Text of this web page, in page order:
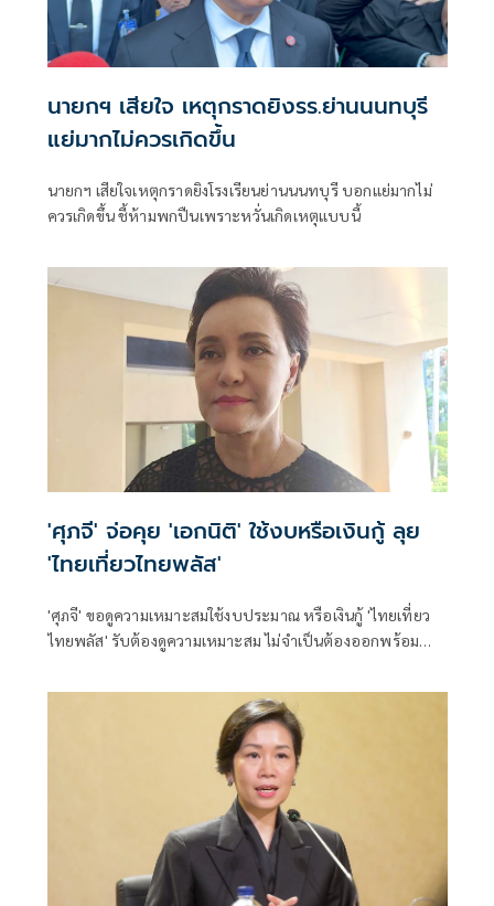
นายกฯ เสียใจ เหตุกราดยิงรร.ย่านนนทบุรี
แย่มากไม่ควรเกิดขึ้น
นายกฯ เสียใจเหตุกราดยิงโรงเรียนย่านนนทบุรี บอกแย่มากไม่
ควรเกิดขึ้น ชี้ห้ามพกปืนเพราะหวั่นเกิดเหตุแบบนี้
'ศุภจี' จ่อคุย 'เอกนิติ' ใช้งบหรือเงินกู้ ลุย
'ไทยเที่ยวไทยพลัส'
'ศุภจี' ขอดูความเหมาะสมใช้งบประมาณ หรือเงินกู้ 'ไทยเที่ยว
ไทยพลัส' รับต้องดูความเหมาะสม ไม่จำเป็นต้องออกพร้อม